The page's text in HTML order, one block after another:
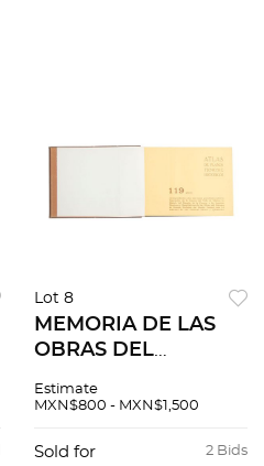
Lot 8
MEMORIA DE LAS
OBRAS DEL
DRENAJE
DISTRITO FEDERAL.
Estimate
MXN$800 - MXN$1,500
2 Bids
Sold for